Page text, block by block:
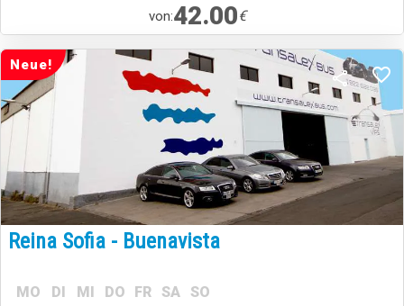
von:42.00€
Neue!
Reina Sofia - Buenavista
MO DI MI DO FR SA SO